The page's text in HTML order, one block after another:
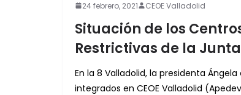
24 febrero, 2021 CEOE Valladolid
Situación de los
Restrictivas de la
En la 8 Valladolid, la presidenta
integrados en CEOE Valladolid